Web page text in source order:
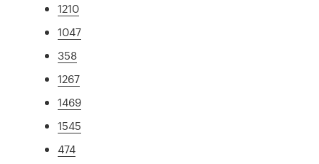
1210
1047
358
1267
1469
1545
474